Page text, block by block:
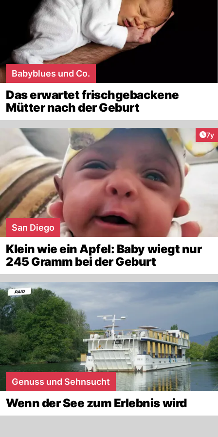
Babyblues und Co.
Das erwartet frischgebackene
Mütter nach der Geburt
7y
San Diego
Klein wie ein Apfel: Baby wiegt nur
245 Gramm bei der Geburt
Genuss und Sehnsucht
Wenn der See zum Erlebnis wird